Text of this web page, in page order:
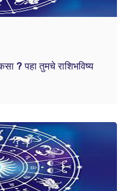
? पहा तुमचे राशिभविष्य